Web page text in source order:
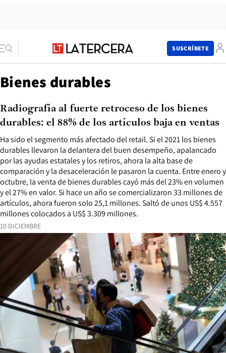
SUSCRÍBETE
Bienes durables
10 DICIEMBRE
Ha sido el segmento más afectado del retail. Si el 2021 los bienes
durables llevaron la delantera del buen desempeño, apalancado
por las ayudas estatales y los retiros, ahora la alta base de
comparación y la desaceleración le pasaron la cuenta. Entre enero y
octubre, la venta de bienes durables cayó más del 23% en volumen
y el 27% en valor. Si hace un año se comercializaron 33 millones de
artículos, ahora fueron solo 25,1 millones. Saltó de unos US$ 4.557
millones colocados a US$ 3.309 millones.
Radiografía al fuerte retroceso de los bienes
durables: el 88% de los artículos baja en ventas